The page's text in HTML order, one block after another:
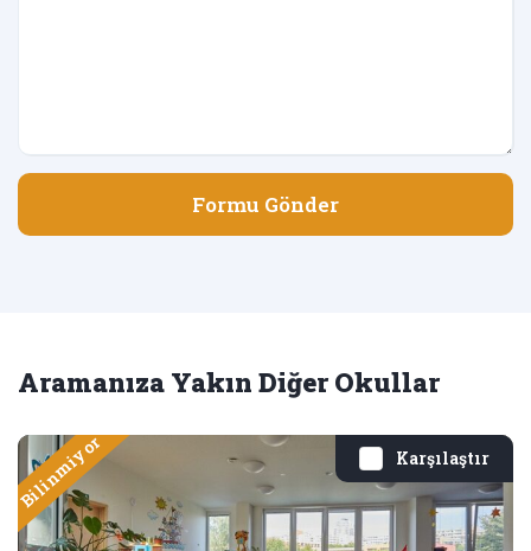
Formu Gönder
Aramanıza Yakın Diğer Okullar
Karşılaştır
Bilinmiyor